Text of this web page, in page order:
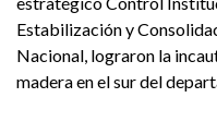
Estabilización y
Nacional, lograron la
madera en el sur del